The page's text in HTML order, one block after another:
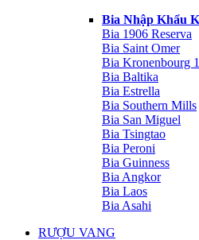
Bia Nhập Khẩu
Bia 1906 Reserva
Bia Saint Omer
Bia Kronenbourg
Bia Baltika
Bia Estrella
Bia Southern Mills
Bia San Miguel
Bia Tsingtao
Bia Peroni
Bia Guinness
Bia Angkor
Bia Laos
Bia Asahi
RƯỢU VANG